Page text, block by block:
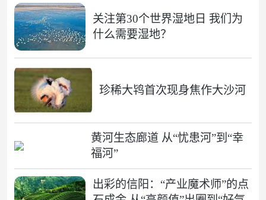
关注第30个世界湿地日 我们为
什么需要湿地？
珍稀大鸨首次现身焦作大沙河
黄河生态廊道 从“忧患河”到“幸
福河”
出彩的信阳：“产业魔术师”的点